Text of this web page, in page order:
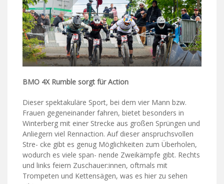
BMO 4X Rumble sorgt für Action
Dieser spektakuläre Sport, bei dem vier Mann bzw.
Frauen gegeneinander fahren, bietet besonders in
Winterberg mit einer Strecke aus großen Sprüngen und
Anliegern viel Rennaction. Auf dieser anspruchsvollen
Stre- cke gibt es genug Möglichkeiten zum Überholen,
wodurch es viele span- nende Zweikämpfe gibt. Rechts
und links feiern Zuschauer:innen, oftmals mit
Trompeten und Kettensägen, was es hier zu sehen